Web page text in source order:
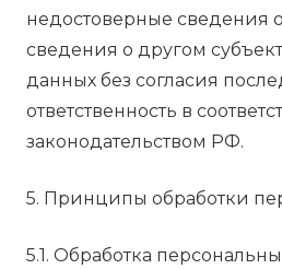
недостоверные сведения
сведения о другом
данных без согласия
ответственность в
законодательством РФ.
5. Принципы обработки
5.1. Обработка